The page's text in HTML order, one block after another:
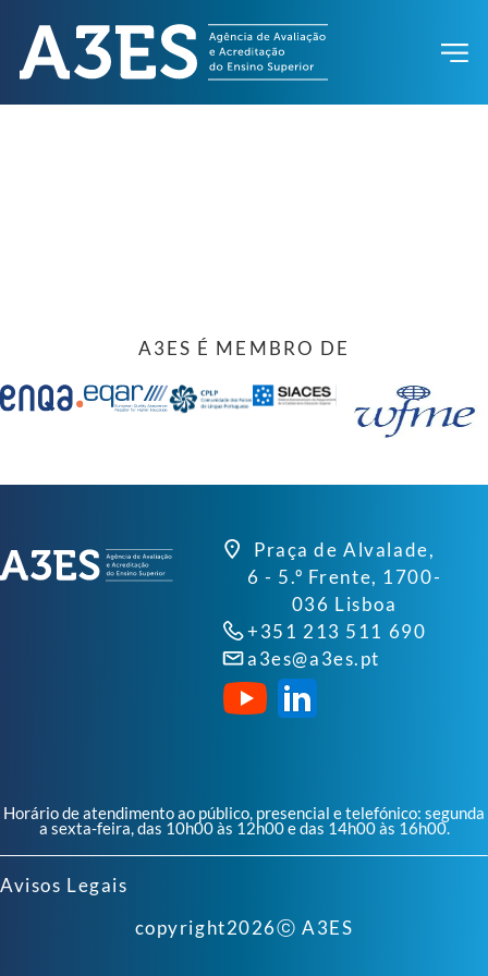
A3ES É MEMBRO DE
Praça de Alvalade,
6 - 5.º Frente, 1700-
036 Lisboa
+351 213 511 690
a3es@a3es.pt
Horário de atendimento ao público, presencial e telefónico: segunda
a sexta-feira, das 10h00 às 12h00 e das 14h00 às 16h00.
Avisos Legais
copyright2026ⓒ A3ES